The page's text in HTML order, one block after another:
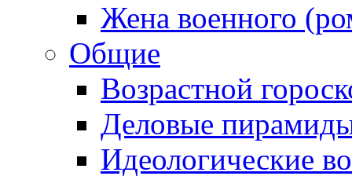
Жена военного
Общие
Возрастной
Деловые
Идеологические